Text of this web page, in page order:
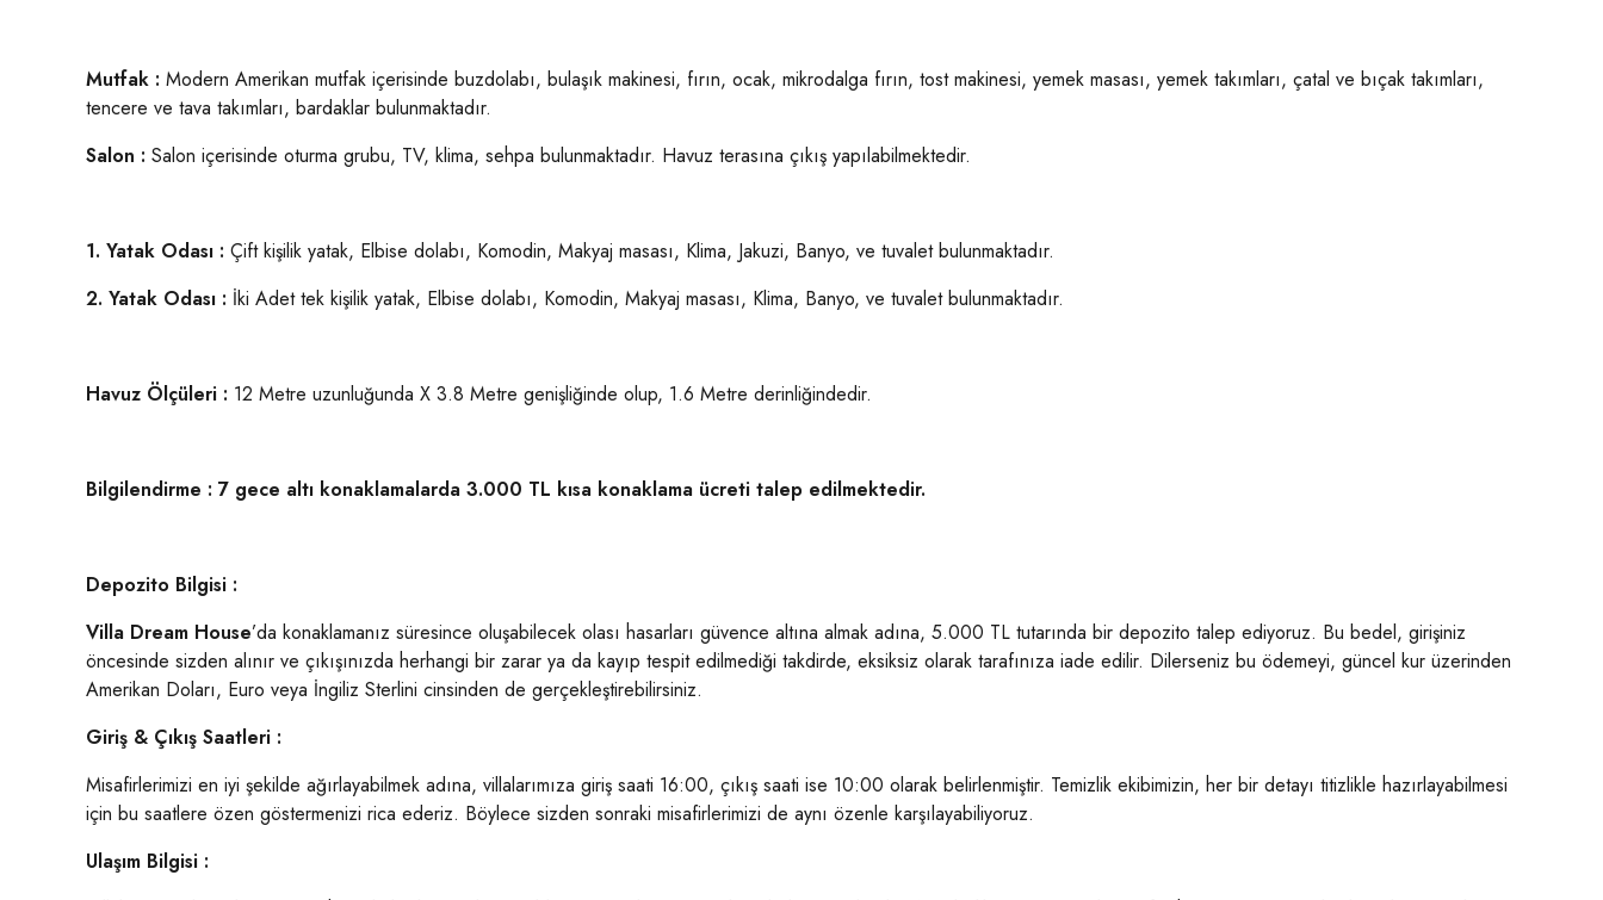
Mutfak : Modern Amerikan mutfak içerisinde buzdolabı, bulaşık makinesi, fırın, ocak, mikrodalga fırın, tost makinesi, yemek masası, yemek takımları, çatal ve bıçak takımları,
tencere ve tava takımları, bardaklar bulunmaktadır.
Salon : Salon içerisinde oturma grubu, TV, klima, sehpa bulunmaktadır. Havuz terasına çıkış yapılabilmektedir.
1. Yatak Odası : Çift kişilik yatak, Elbise dolabı, Komodin, Makyaj masası, Klima, Jakuzi, Banyo, ve tuvalet bulunmaktadır.
2. Yatak Odası : İki Adet tek kişilik yatak, Elbise dolabı, Komodin, Makyaj masası, Klima, Banyo, ve tuvalet bulunmaktadır.
Havuz Ölçüleri : 12 Metre uzunluğunda X 3.8 Metre genişliğinde olup, 1.6 Metre derinliğindedir.
Bilgilendirme : 7 gece altı konaklamalarda 3.000 TL kısa konaklama ücreti talep edilmektedir.
Depozito Bilgisi :
Villa Dream House’da konaklamanız süresince oluşabilecek olası hasarları güvence altına almak adına, 5.000 TL tutarında bir depozito talep ediyoruz. Bu bedel, girişiniz
öncesinde sizden alınır ve çıkışınızda herhangi bir zarar ya da kayıp tespit edilmediği takdirde, eksiksiz olarak tarafınıza iade edilir. Dilerseniz bu ödemeyi, güncel kur üzerinden
Amerikan Doları, Euro veya İngiliz Sterlini cinsinden de gerçekleştirebilirsiniz.
Giriş & Çıkış Saatleri :
Misafirlerimizi en iyi şekilde ağırlayabilmek adına, villalarımıza giriş saati 16:00, çıkış saati ise 10:00 olarak belirlenmiştir. Temizlik ekibimizin, her bir detayı titizlikle hazırlayabilmesi
için bu saatlere özen göstermenizi rica ederiz. Böylece sizden sonraki misafirlerimizi de aynı özenle karşılayabiliyoruz.
Ulaşım Bilgisi :